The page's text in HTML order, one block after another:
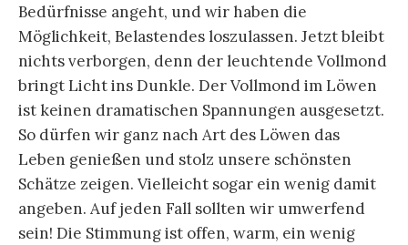
Bedürfnisse angeht, und wir haben die
Möglichkeit, Belastendes loszulassen. Jetzt bleibt
nichts verborgen, denn der leuchtende Vollmond
bringt Licht ins Dunkle. Der Vollmond im Löwen
ist keinen dramatischen Spannungen ausgesetzt.
So dürfen wir ganz nach Art des Löwen das
Leben genießen und stolz unsere schönsten
Schätze zeigen. Vielleicht sogar ein wenig damit
angeben. Auf jeden Fall sollten wir umwerfend
sein! Die Stimmung ist offen, warm, ein wenig